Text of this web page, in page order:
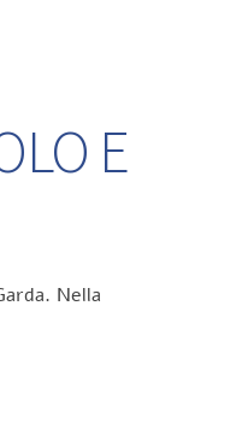
E
Nella